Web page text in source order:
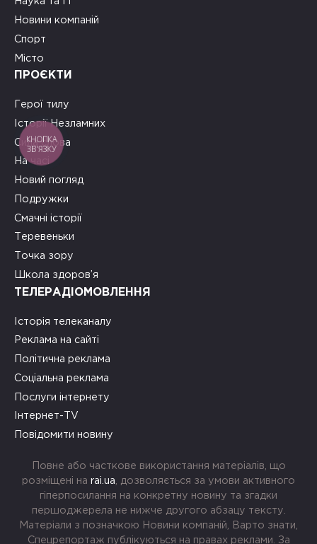
Новини компаній
Спорт
Місто
ПРОЄКТИ
Герої тилу
Історії Незламних
Сила слова
На часі
Новий погляд
Подружки
Смачні історії
Теревеньки
Точка зору
Школа здоров’я
ТЕЛЕРАДІОМОВЛЕННЯ
Історія телеканалу
Реклама на сайті
Політична реклама
Соціальна реклама
Послуги інтернету
Інтернет-TV
Повідомити новину
Повне або часткове використання матеріалів, що
розміщені на rai.ua , дозволяється за умови активного
гіперпосилання на конкретну новину та згадки
першоджерела не нижче другого абзацу тексту.
Матеріали з позначкою Новини компаній, Варто знати,
Спецрепортаж публікуються на правах реклами. За
КНОПКА
ЗВ'ЯЗКУ